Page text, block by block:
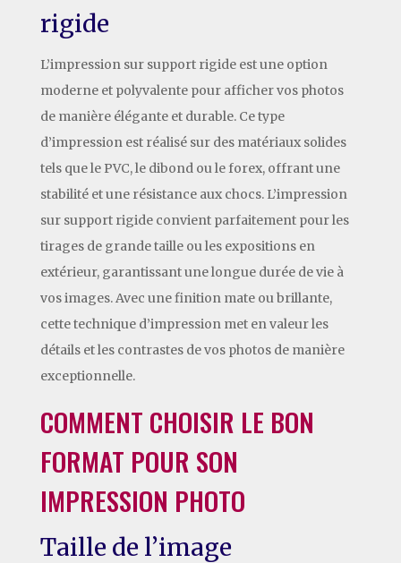
rigide
L’impression sur support rigide est une option
moderne et polyvalente pour afficher vos photos
de manière élégante et durable. Ce type
d’impression est réalisé sur des matériaux solides
tels que le PVC, le dibond ou le forex, offrant une
stabilité et une résistance aux chocs. L’impression
sur support rigide convient parfaitement pour les
tirages de grande taille ou les expositions en
extérieur, garantissant une longue durée de vie à
vos images. Avec une finition mate ou brillante,
cette technique d’impression met en valeur les
détails et les contrastes de vos photos de manière
exceptionnelle.
COMMENT CHOISIR LE BON
FORMAT POUR SON
IMPRESSION PHOTO
Taille de l’image